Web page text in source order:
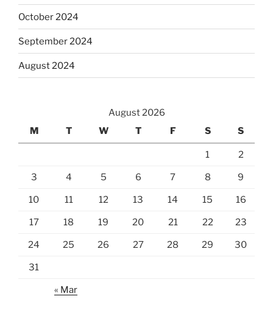
October 2024
September 2024
August 2024
August 2026
M
T W T F S S
1 2
3 4 5 6 7 8 9
10 11 12 13 14 15 16
17 18 19 20 21 22 23
24 25 26 27 28 29 30
31
« Mar